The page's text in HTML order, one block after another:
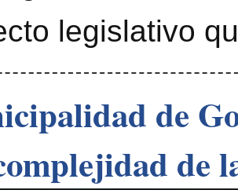
legislativo
de
de